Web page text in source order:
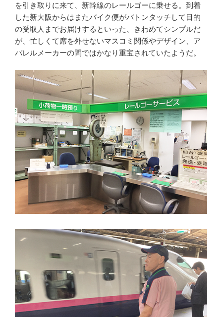
を引き取りに来て、新幹線のレールゴーに乗せる。到着
した新大阪からはまたバイク便がバトンタッチして目的
の受取人までお届けするといった、きわめてシンプルだ
が、忙しくて席を外せないマスコミ関係やデザイン、ア
パレルメーカーの間ではかなり重宝されていたようだ。